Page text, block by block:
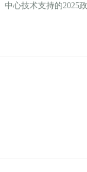
心技术支持的2025